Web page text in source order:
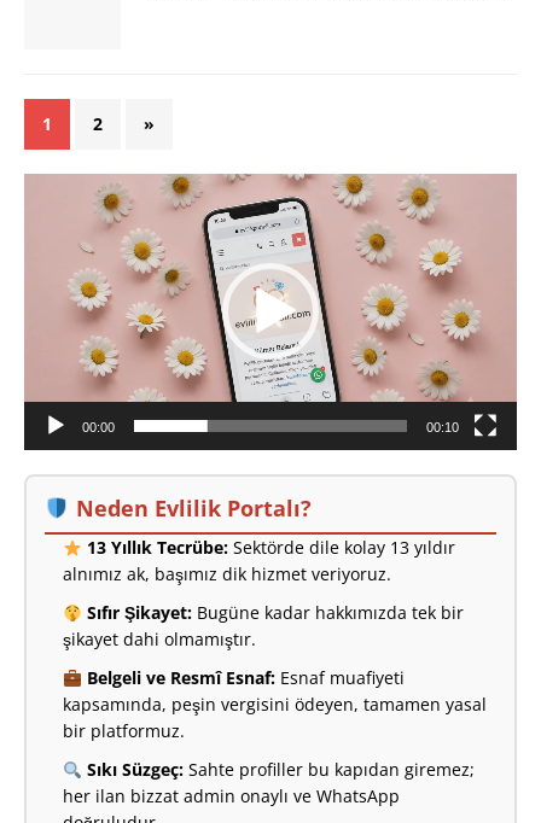
1 2 »
00:00 00:10
Neden Evlilik Portalı?
13 Yıllık Tecrübe:Sektörde dile kolay 13 yıldır
alnımız ak, başımız dik hizmet veriyoruz.
Sıfır Şikayet:Bugüne kadar hakkımızda tek bir
şikayet dahi olmamıştır.
Belgeli ve Resmî Esnaf:Esnaf muafiyeti
kapsamında, peşin vergisini ödeyen, tamamen yasal
bir platformuz.
Sıkı Süzgeç:Sahte profiller bu kapıdan giremez;
her ilan bizzat admin onaylı ve WhatsApp